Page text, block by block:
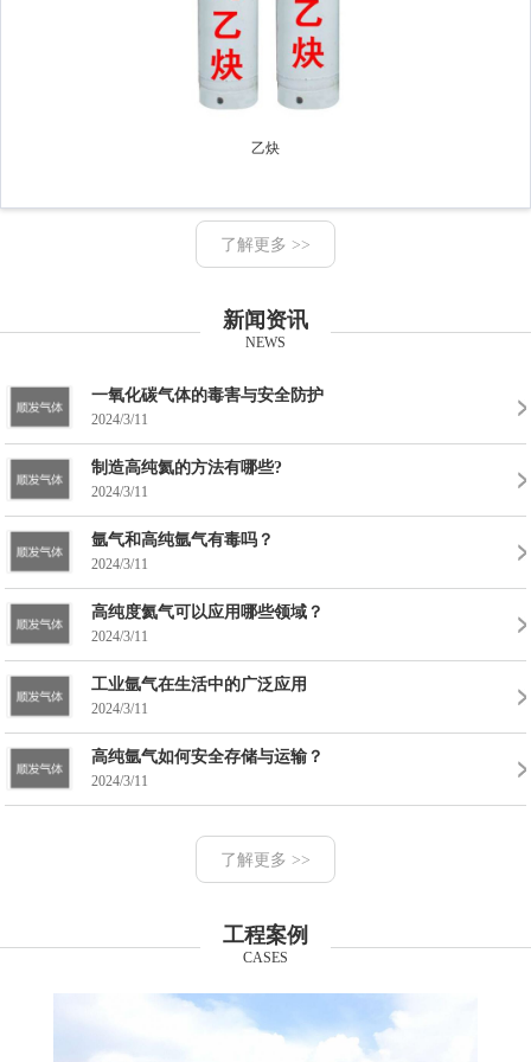
乙炔
了解更多 >>
新闻资讯
NEWS
一氧化碳气体的毒害与安全防护
2024/3/11
制造高纯氦的方法有哪些?
2024/3/11
氩气和高纯氩气有毒吗？
2024/3/11
高纯度氦气可以应用哪些领域？
2024/3/11
工业氩气在生活中的广泛应用
2024/3/11
高纯氩气如何安全存储与运输？
2024/3/11
了解更多 >>
工程案例
CASES